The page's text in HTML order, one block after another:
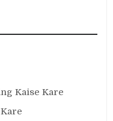
Kaise Kare